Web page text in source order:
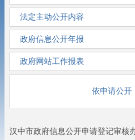
法定主动公开内容
政府信息公开年报
政府网站工作报表
依申请公开